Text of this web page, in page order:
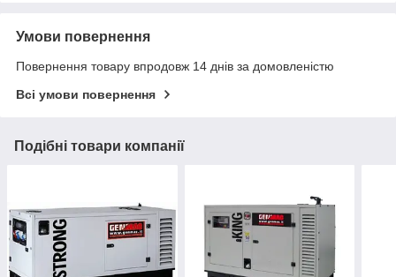
Умови повернення
Повернення товару впродовж 14 днів за домовленістю
Всі умови повернення
Подібні товари компанії